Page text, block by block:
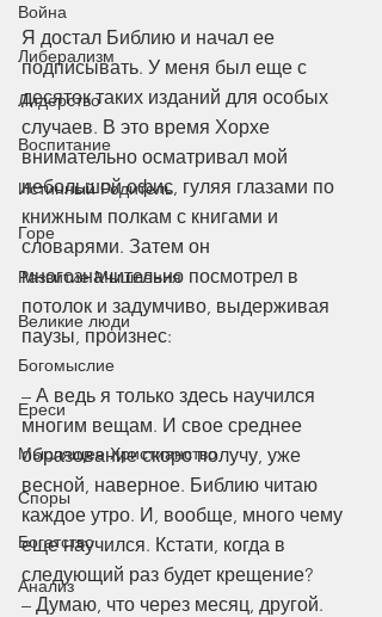
Война
Либерализм
Лидерство
Воспитание
Истинный Родитель
Горе
Развитие Мышления
Великие люди
Богомыслие
Ереси
Мыслящее Христианство
Споры
Богатство
Анализ
Я достал Библию и начал ее
подписывать. У меня был еще с
десяток таких изданий для особых
случаев. В это время Хорхе
внимательно осматривал мой
небольшой офис, гуляя глазами по
книжным полкам с книгами и
словарями. Затем он
многозначительно посмотрел в
потолок и задумчиво, выдерживая
паузы, произнес:
– А ведь я только здесь научился
многим вещам. И свое среднее
образование скоро получу, уже
весной, наверное. Библию читаю
каждое утро. И, вообще, много чему
еще научился. Кстати, когда в
следующий раз будет крещение?
– Думаю, что через месяц, другой.